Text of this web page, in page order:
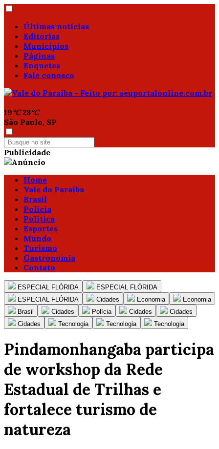
Últimas notícias
Editorias
Municípios
Páginas
Enquetes
Fale conosco
19°C 28°C
São Paulo, SP
Publicidade
Home
Vale do Paraíba
Brasil
Polícia
Política
Esportes
Mundo
Turismo
Gastronomia
Contato
ESPECIAL FLÓRIDA
ESPECIAL FLÓRIDA
ESPECIAL FLÓRIDA
Cidades Economia
Economia
Brasil
Cidades Polícia Cidades
Cidades
Cidades
Tecnologia Tecnologia Tecnologia
Pindamonhangaba participa
de workshop da Rede
Estadual de Trilhas e
fortalece turismo de
natureza